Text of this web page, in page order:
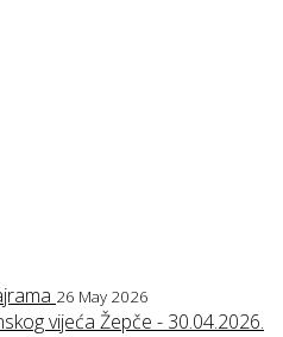
26 May 2026
vijeća Žepče - 30.04.2026.